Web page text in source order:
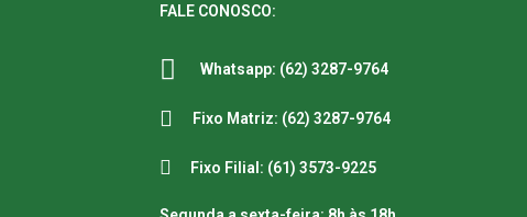
FALE CONOSCO:
Whatsapp: (62) 3287-9764
Fixo Matriz: (62) 3287-9764
Fixo Filial: (61) 3573-9225